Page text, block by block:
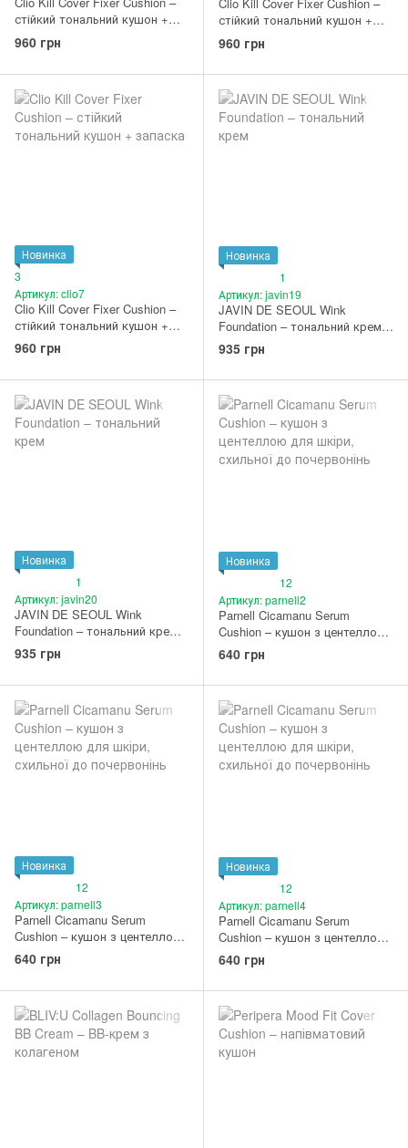
стійкий тональний кушон +
запаска (02 Lingerie)
960 грн
Clio Kill Cover Fixer Cushion –
стійкий тональний кушон +
запаска (03 Linen)
960 грн
Новинка
3
Артикул: clio7
Clio Kill Cover Fixer Cushion –
стійкий тональний кушон +
запаска (04 Ginger)
960 грн
Новинка
1
Артикул: javin19
JAVIN DE SEOUL Wink
Foundation – тональний крем
#20 Cover Vanilla
935 грн
Новинка
1
Артикул: javin20
JAVIN DE SEOUL Wink
Foundation – тональний крем
#21 Cover Ivory
935 грн
Новинка
12
Артикул: parnell2
Parnell Cicamanu Serum
Cushion – кушон з центеллою
для шкіри, схильної до
почервонінь #21N Rosy
640 грн
Новинка
12
Артикул: parnell3
Parnell Cicamanu Serum
Cushion – кушон з центеллою
для шкіри, схильної до
почервонінь #23N Nude Sand
640 грн
Новинка
12
Артикул: parnell4
Parnell Cicamanu Serum
Cushion – кушон з центеллою
для шкіри, схильної до
почервонінь 24 Natural Nude
640 грн